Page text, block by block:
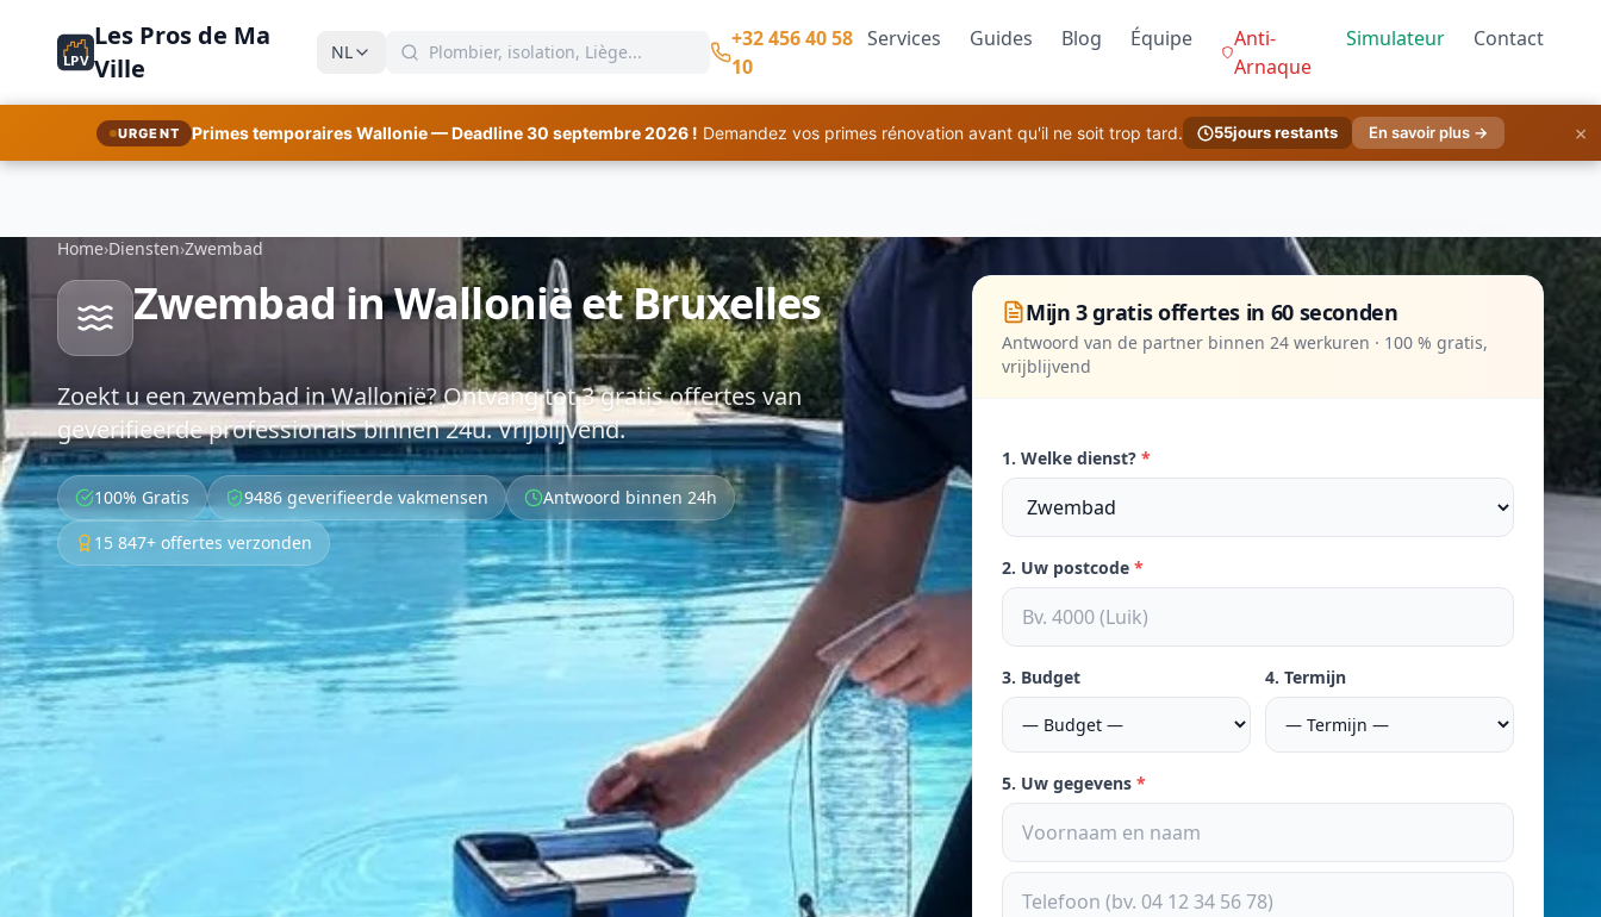
LPV
Les Pros de Ma
Ville
NL
+32 456 40 58
10
Services Guides Blog Équipe
Anti-
Arnaque
Simulateur Contact
URGENT Primes temporaires Wallonie — Deadline 30 septembre 2026 ! Demandez vos primes rénovation avant qu'il ne soit trop tard. 55jours restants En savoir plus → ×
Home›Diensten›Zwembad
Zwembad in Wallonië et Bruxelles
Zoekt u een zwembad in Wallonië? Ontvang tot 3 gratis offertes van
geverifieerde professionals binnen 24u. Vrijblijvend.
100% Gratis 9486 geverifieerde vakmensen
Antwoord binnen 24h
15 847+ offertes verzonden
Mijn 3 gratis offertes in 60 seconden
Antwoord van de partner binnen 24 werkuren · 100 % gratis,
vrijblijvend
1. Welke dienst? *
2. Uw postcode *
3. Budget 4. Termijn
5. Uw gegevens *